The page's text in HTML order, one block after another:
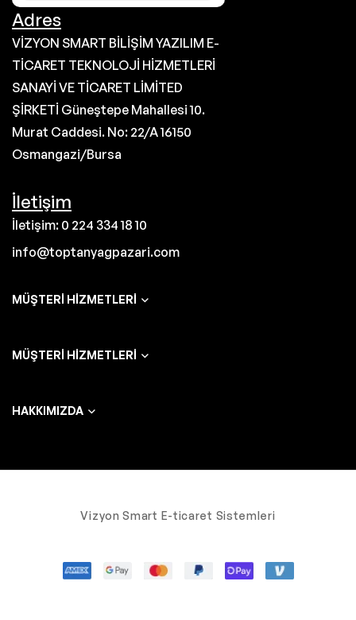
Adres
VİZYON SMART BİLİŞİM YAZILIM E-
TİCARET TEKNOLOJİ HİZMETLERİ
SANAYİ VE TİCARET LİMİTED
ŞİRKETİ Güneştepe Mahallesi 10.
Murat Caddesi. No: 22/A 16150
Osmangazi/Bursa
İletişim
İletişim: 0 224 334 18 10
info@toptanyagpazari.com
MÜŞTERI HIZMETLERI
MÜŞTERI HIZMETLERI
HAKKIMIZDA
Vizyon Smart E-ticaret Sistemleri